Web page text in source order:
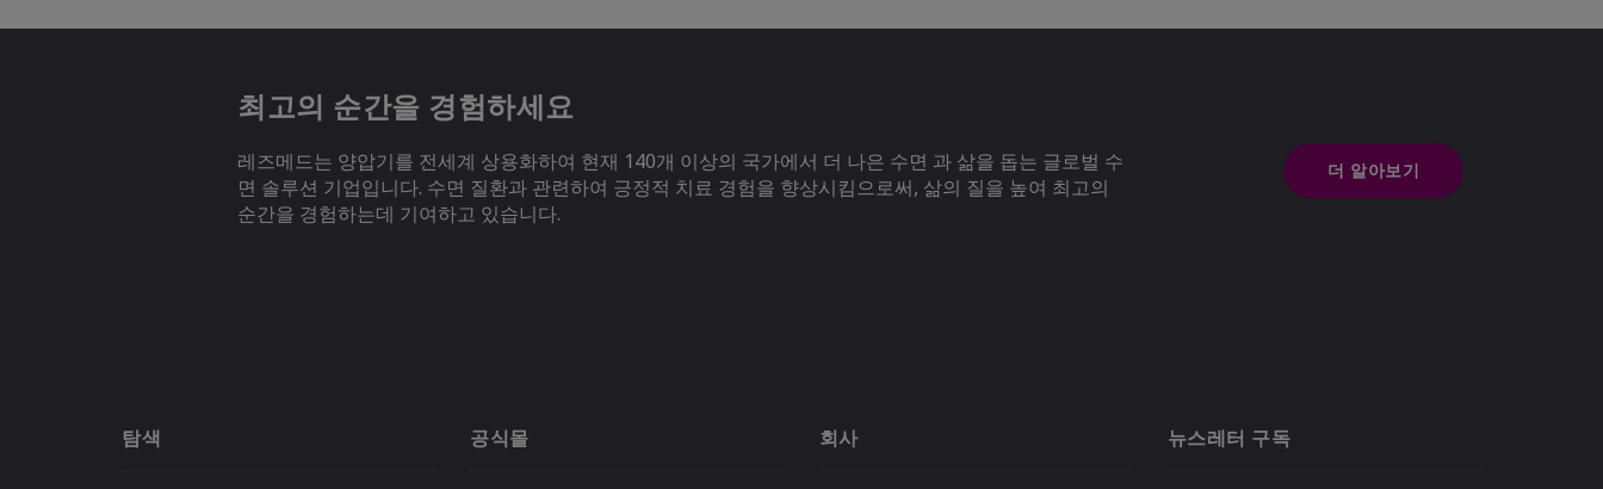
최고의 순간을 경험하세요
레즈메드는 양압기를 전세계 상용화하여 현재 140개 이상의 국가에서 더 나은 수면 과 삶을 돕는 글로벌 수
면 솔루션 기업입니다. 수면 질환과 관련하여 긍정적 치료 경험을 향상시킴으로써, 삶의 질을 높여 최고의
순간을 경험하는데 기여하고 있습니다.
더 알아보기
탐색 공식몰 회사 뉴스레터 구독